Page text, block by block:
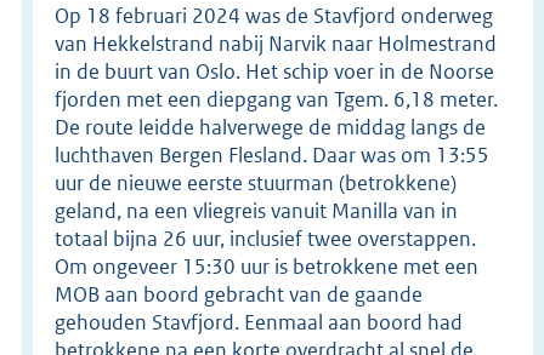
Op 18 februari 2024 was de Stavfjord onderweg
van Hekkelstrand nabij Narvik naar Holmestrand
in de buurt van Oslo. Het schip voer in de Noorse
fjorden met een diepgang van Tgem. 6,18 meter.
De route leidde halverwege de middag langs de
luchthaven Bergen Flesland. Daar was om 13:55
uur de nieuwe eerste stuurman (betrokkene)
geland, na een vliegreis vanuit Manilla van in
totaal bijna 26 uur, inclusief twee overstappen.
Om ongeveer 15:30 uur is betrokkene met een
MOB aan boord gebracht van de gaande
gehouden Stavfjord. Eenmaal aan boord had
betrokkene na een korte overdracht al snel de